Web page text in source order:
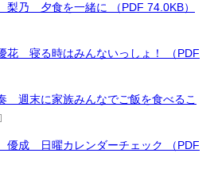
乃 夕食を一緒に （PDF 74.0KB）
寝る時はみんないっしょ！ （PDF
末に家族みんなでご飯を食べるこ
成 日曜カレンダーチェック （PDF